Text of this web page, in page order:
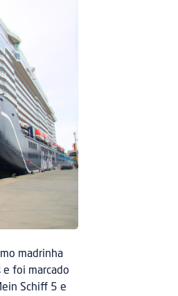
madrinha
e foi marcado
Schiff 5 e